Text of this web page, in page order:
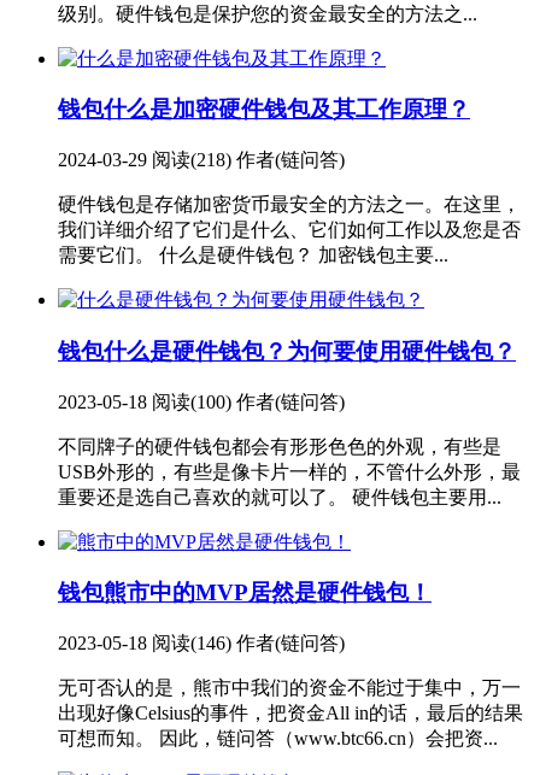
级别。硬件钱包是保护您的资金最安全的方法之...
钱包什么是加密硬件钱包及其工作原理？
2024-03-29 阅读(218) 作者(链问答)
硬件钱包是存储加密货币最安全的方法之一。在这里，
我们详细介绍了它们是什么、它们如何工作以及您是否
需要它们。 什么是硬件钱包？ 加密钱包主要...
钱包什么是硬件钱包？为何要使用硬件钱包？
2023-05-18 阅读(100) 作者(链问答)
不同牌子的硬件钱包都会有形形色色的外观，有些是
USB外形的，有些是像卡片一样的，不管什么外形，最
重要还是选自己喜欢的就可以了。 硬件钱包主要用...
钱包熊市中的MVP居然是硬件钱包！
2023-05-18 阅读(146) 作者(链问答)
无可否认的是，熊市中我们的资金不能过于集中，万一
出现好像Celsius的事件，把资金All in的话，最后的结果
可想而知。 因此，链问答（www.btc66.cn）会把资...